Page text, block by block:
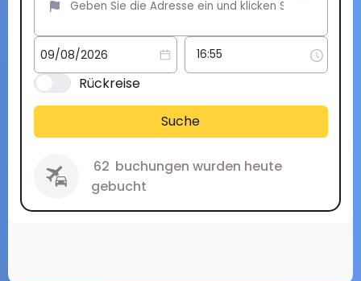
Rückreise
Suche
62 buchungen wurden heute
gebucht